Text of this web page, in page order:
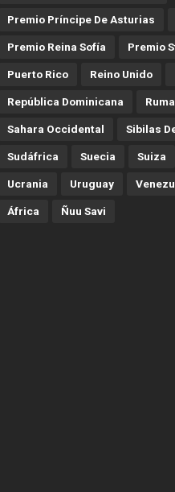
Premio Príncipe De Asturias
Premio Reina Sofía Premio
Puerto Rico Reino Unido
República Dominicana
Sahara Occidental Sibilas
Sudáfrica Suecia Suiza
Ucrania Uruguay
África Ñuu Savi